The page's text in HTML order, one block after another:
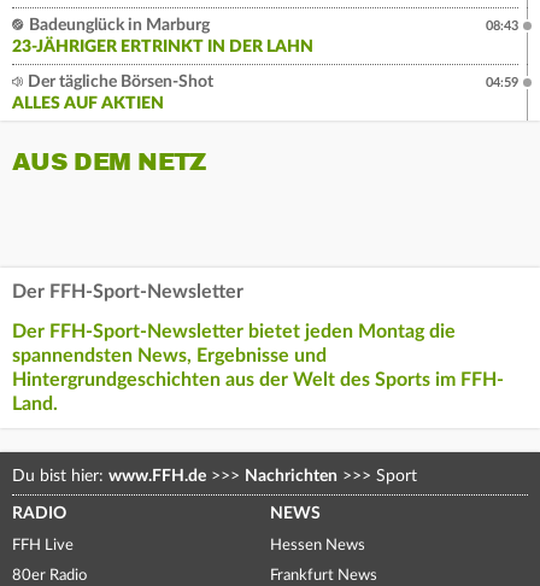
Badeunglück in Marburg
23-JÄHRIGER ERTRINKT IN DER LAHN
08:43
Der tägliche Börsen-Shot
ALLES AUF AKTIEN
04:59
AUS DEM NETZ
Der FFH-Sport-Newsletter
Der FFH-Sport-Newsletter bietet jeden Montag die
spannendsten News, Ergebnisse und
Hintergrundgeschichten aus der Welt des Sports im FFH-
Land.
Du bist hier: www.FFH.de >>> Nachrichten >>> Sport
RADIO
FFH Live
80er Radio
NEWS
Hessen News
Frankfurt News